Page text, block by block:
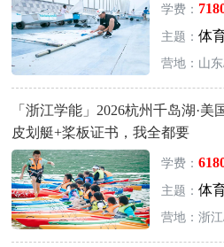
学费：
主题： 体
营地：山
「浙江学能」2026杭州千岛湖·美
皮划艇+桨板证书，我全都要
学费：
主题： 体
营地：浙江